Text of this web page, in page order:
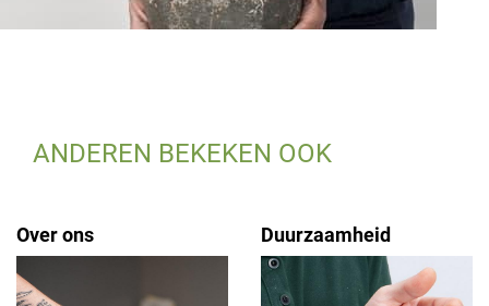
ANDEREN BEKEKEN OOK
Over ons Duurzaamheid